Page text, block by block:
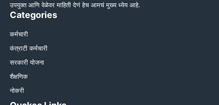
उपयुक्त आणि वेळेवर माहिती देणं हेच आमचं मुख्य ध्येय आहे.
Categories
कर्मचारी
कंत्राटी कर्मचारी
सरकारी योजना
शैक्षणिक
नोकरी